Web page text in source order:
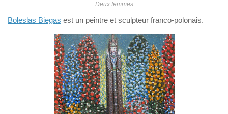
Deux femmes
Boleslas Biegas est un peintre et sculpteur franco-polonais.